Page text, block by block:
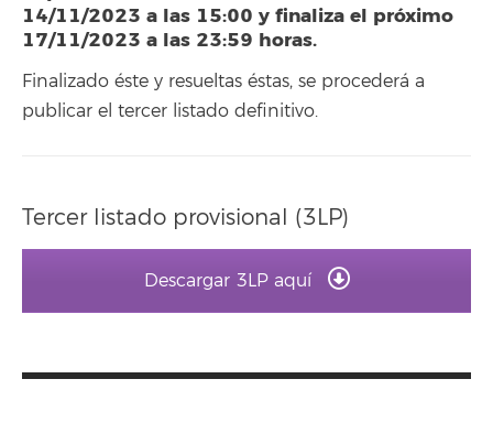
14/11/2023 a las 15:00 y finaliza el próximo
17/11/2023 a las 23:59 horas.
Finalizado éste y resueltas éstas, se procederá a
publicar el tercer listado definitivo.
Tercer listado provisional (3LP)
Descargar 3LP aquí